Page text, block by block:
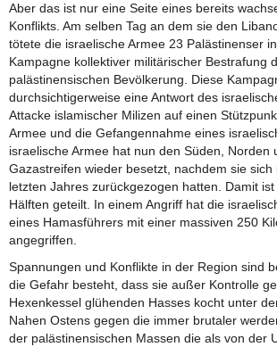
Aber das ist nur eine Seite eines bereits
Konflikts. Am selben Tag an dem sie den
tötete die israelische Armee 23 Palästinenser
Kampagne kollektiver militärischer Bestrafung
palästinensischen Bevölkerung. Diese
durchsichtigerweise eine Antwort des
Attacke islamischer Milizen auf einen
Armee und die Gefangennahme eines
israelische Armee hat nun den Süden, Norden
Gazastreifen wieder besetzt, nachdem sie sich
letzten Jahres zurückgezogen hatten. Damit
Hälften geteilt. In einem Angriff hat die
eines Hamasführers mit einer massiven 250
angegriffen.
Spannungen und Konflikte in der Region sind
die Gefahr besteht, dass sie außer Kontrolle
Hexenkessel glühenden Hasses kocht unter
Nahen Ostens gegen die immer brutaler
der palästinensischen Massen die als von der